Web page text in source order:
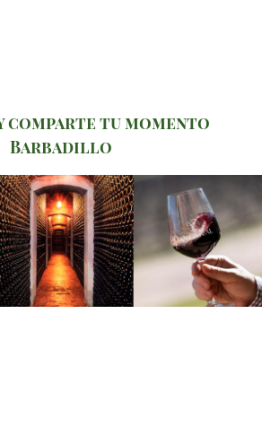
comparte tu momento
Barbadillo